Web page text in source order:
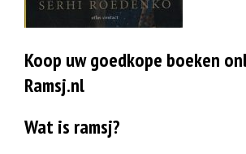
Koop uw goedkope boeken
Ramsj.nl
Wat is ramsj?